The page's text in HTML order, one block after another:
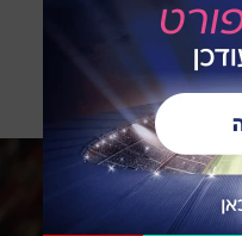
ויותר דיונים
סביב האפשרות ששוער באיירן ייכלל בסגל 26
הקיץ הבא.